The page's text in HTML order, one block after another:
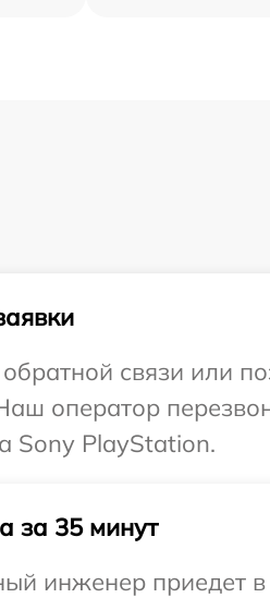
связи или
оператор
Sony PlayStation.
за 35 минут
инженер приедет